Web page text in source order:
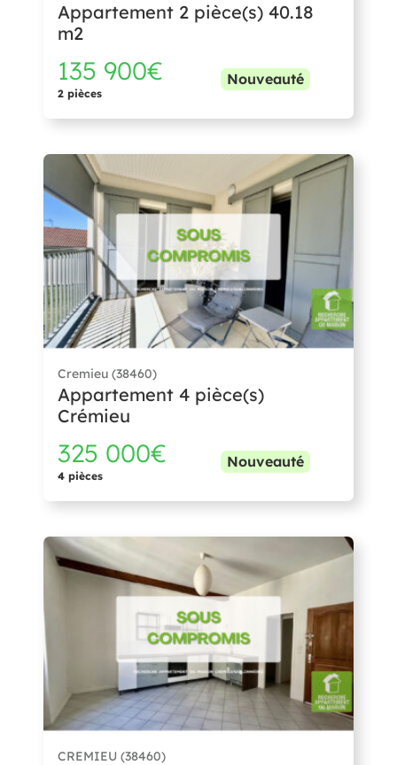
Appartement 2 pièce(s) 40.18
m2
135 900€
2 pièces
Nouveauté
Cremieu (38460)
Appartement 4 pièce(s)
Crémieu
325 000€
4 pièces
Nouveauté
CREMIEU (38460)